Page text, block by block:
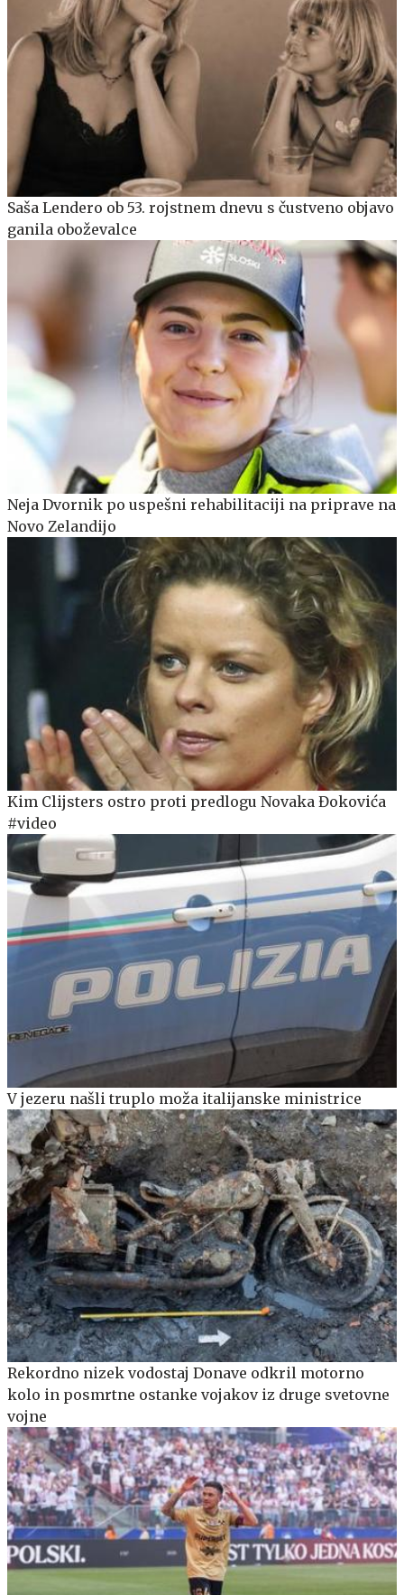
Saša Lendero ob 53. rojstnem dnevu s čustveno objavo
ganila oboževalce
Neja Dvornik po uspešni rehabilitaciji na priprave na
Novo Zelandijo
Kim Clijsters ostro proti predlogu Novaka Đokovića
#video
V jezeru našli truplo moža italijanske ministrice
Rekordno nizek vodostaj Donave odkril motorno
kolo in posmrtne ostanke vojakov iz druge svetovne
vojne